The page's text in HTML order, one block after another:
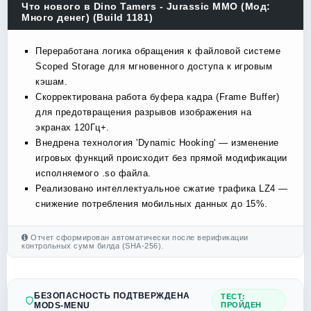
Что нового в Dino Tamers - Jurassic MMO (Мод:
Много денег) (Build 1181)
Переработана логика обращения к файловой системе
Scoped Storage для мгновенного доступа к игровым
кэшам.
Скорректирована работа буфера кадра (Frame Buffer)
для предотвращения разрывов изображения на
экранах 120Гц+.
Внедрена технология 'Dynamic Hooking' — изменение
игровых функций происходит без прямой модификации
исполняемого .so файла.
Реализовано интеллектуальное сжатие трафика LZ4 —
снижение потребления мобильных данных до 15%.
Отчет сформирован автоматически после верификации
контрольных сумм билда (SHA-256).
БЕЗОПАСНОСТЬ ПОДТВЕРЖДЕНА
MODS-MENU
ТЕСТ:
ПРОЙДЕН